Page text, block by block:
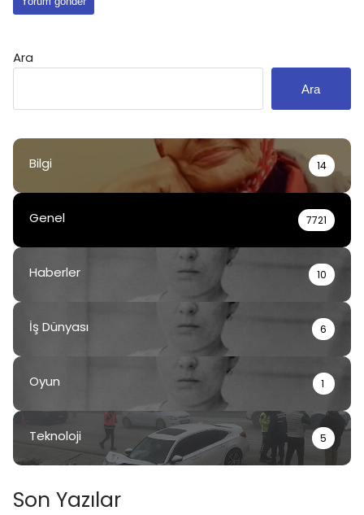
Ara
Ara
Bilgi 14
Genel 7721
Haberler 10
İş Dünyası 6
Oyun 1
Teknoloji 5
Son Yazılar